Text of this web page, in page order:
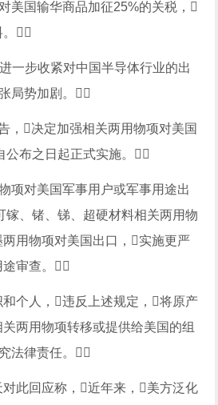
美国输华商品加征25%的关税，
。
一步收紧对中国半导体行业的出
局势加剧。
，决定加强相关两用物项对美国
公布之日起正式实施。
项对美国军事用户或军事用途出
镓、锗、锑、超硬材料相关两用物
用物项对美国出口，实施更严
审查。
个人，违反上述规定，将原产
两用物项转移或提供给美国的组
法律责任。
此回应称，近年来，美方泛化